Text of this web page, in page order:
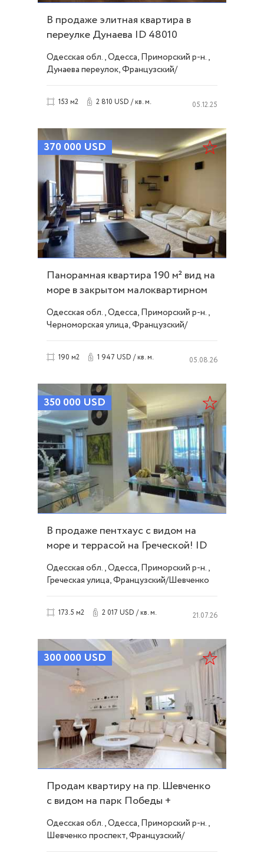
В продаже элитная квартира в
переулке Дунаева ID 48010
Одесская обл., Одесса, Приморский р-н.,
Дунаева переулок, Французский/
153 м2 2 810 USD / кв. м. 05.12.25
370 000 USD
Панорамная квартира 190 м² вид на
море в закрытом малоквартирном
доме ID 48607
Одесская обл., Одесса, Приморский р-н.,
Черноморская улица, Французский/
190 м2 1 947 USD / кв. м. 05.08.26
350 000 USD
В продаже пентхаус с видом на
море и террасой на Греческой! ID
50131
Одесская обл., Одесса, Приморский р-н.,
Греческая улица, Французский/Шевченко
173.5 м2 2 017 USD / кв. м. 21.07.26
300 000 USD
Продам квартиру на пр. Шевченко
с видом на парк Победы +
паркоместо ID 50172
Одесская обл., Одесса, Приморский р-н.,
Шевченко проспект, Французский/